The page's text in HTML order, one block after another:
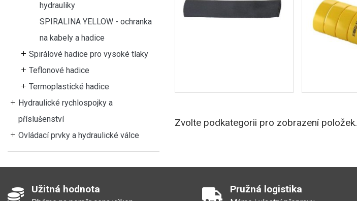
hydrauliky
SPIRALINA YELLOW - ochranka
na kabely a hadice
Spirálové hadice pro vysoké tlaky
Teflonové hadice
Termoplastické hadice
Hydraulické rychlospojky a
příslušenství
Ovládací prvky a hydraulické válce
Zvolte podkategorii pro zobrazení položek.
Užitná hodnota Pružná logistika